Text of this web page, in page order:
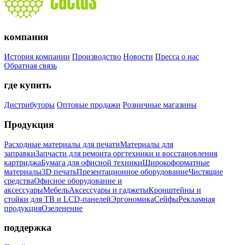
компания
История компании Производство Новости Пресса о нас
Обратная связь
где купить
Дистрибуторы Оптовые продажи Розничные магазины
Продукция
Расходные материалы для печатиМатериалы для
заправкиЗапчасти для ремонта оргтехники и восстановления
картриджаБумага для офисной техникиШирокоформатные
материалы3D печатьПрезентационное оборудованиеЧистящие
средстваОфисное оборудование и
аксессуарыМебельАксессуары и гаджетыКронштейны и
стойки для ТВ и LCD-панелейЭргономикаСейфыРекламная
продукцияОзеленение
поддержка